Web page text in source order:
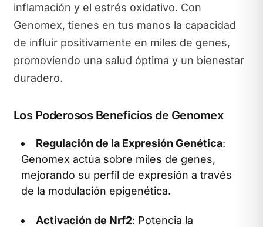
inflamación y el estrés oxidativo. Con
Genomex, tienes en tus manos la capacidad
de influir positivamente en miles de genes,
promoviendo una salud óptima y un bienestar
duradero.
Los Poderosos Beneficios de Genomex
Regulación de la Expresión Genética:
Genomex actúa sobre miles de genes,
mejorando su perfil de expresión a través
de la modulación epigenética.
Activación de Nrf2: Potencia la